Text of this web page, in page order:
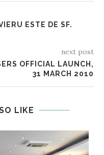
ESTE DE SF.
next post
OFFICIAL LAUNCH,
31 MARCH 2010
LIKE